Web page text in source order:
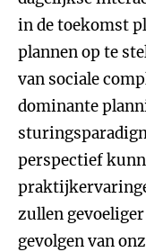
in de toekomst
plannen op te
van sociale
dominante
perspectief
zullen
gevolgen van